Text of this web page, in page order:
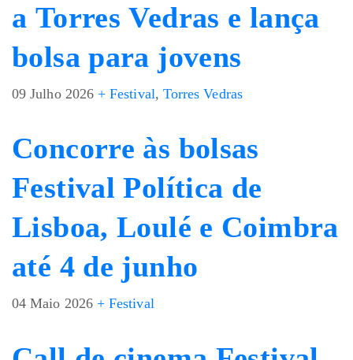
a Torres Vedras e lança
bolsa para jovens
09 Julho 2026 + Festival, Torres Vedras
Concorre às bolsas
Festival Política de
Lisboa, Loulé e Coimbra
até 4 de junho
04 Maio 2026 + Festival